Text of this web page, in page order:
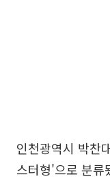
인천광역시 박찬
스터형'으로 분류